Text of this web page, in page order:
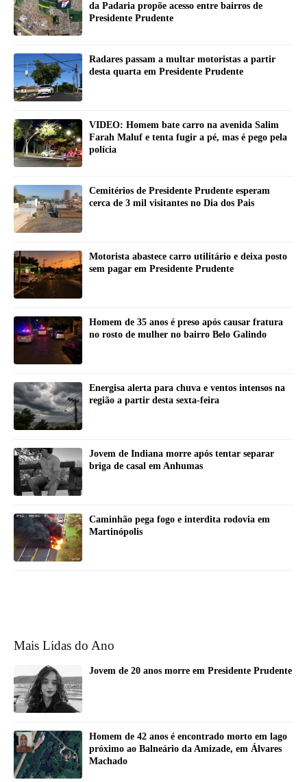
da Padaria propõe acesso entre bairros de
Presidente Prudente
Radares passam a multar motoristas a partir
desta quarta em Presidente Prudente
VIDEO: Homem bate carro na avenida Salim
Farah Maluf e tenta fugir a pé, mas é pego pela
polícia
Cemitérios de Presidente Prudente esperam
cerca de 3 mil visitantes no Dia dos Pais
Motorista abastece carro utilitário e deixa posto
sem pagar em Presidente Prudente
Homem de 35 anos é preso após causar fratura
no rosto de mulher no bairro Belo Galindo
Energisa alerta para chuva e ventos intensos na
região a partir desta sexta-feira
Jovem de Indiana morre após tentar separar
briga de casal em Anhumas
Caminhão pega fogo e interdita rodovia em
Martinópolis
Mais Lidas do Ano
Jovem de 20 anos morre em Presidente Prudente
Homem de 42 anos é encontrado morto em lago
próximo ao Balneário da Amizade, em Álvares
Machado